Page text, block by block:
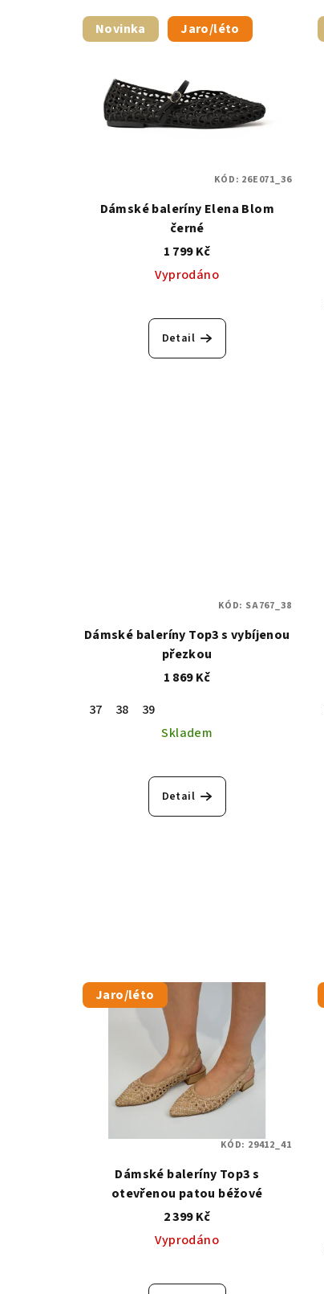
Novinka Jaro/léto
Dámské baleríny Elena Blom
černé
1 799 Kč
Vyprodáno
Detail
KÓD: 26E071_36
Dámské baleríny Top3 s vybíjenou
přezkou
1 869 Kč
37
38
39
Skladem
Detail
KÓD: SA767_38
Jaro/léto
Dámské baleríny Top3 s
otevřenou patou béžové
2 399 Kč
Vyprodáno
KÓD: 29412_41